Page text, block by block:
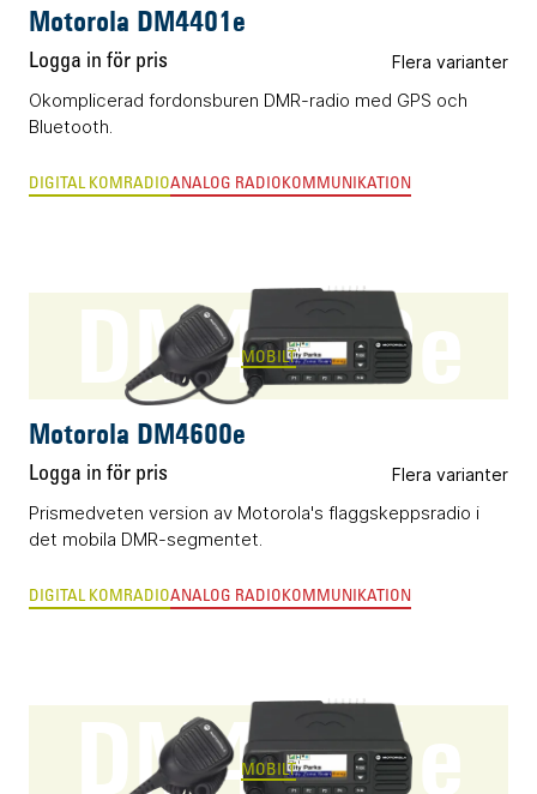
Motorola DM4401e
Logga in för pris Flera varianter
Okomplicerad fordonsburen DMR-radio med GPS och
Bluetooth.
DIGITAL KOMRADIOANALOG RADIOKOMMUNIKATION
DM4600e
MOBILT
Motorola DM4600e
Logga in för pris Flera varianter
Prismedveten version av Motorola's flaggskeppsradio i
det mobila DMR-segmentet.
DIGITAL KOMRADIOANALOG RADIOKOMMUNIKATION
DM4601e
MOBILT